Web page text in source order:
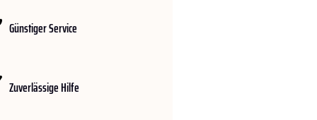
Günstiger Service
Zuverlässige Hilfe